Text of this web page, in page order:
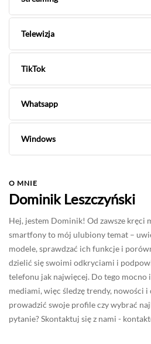
Telewizja
TikTok
Whatsapp
Windows
O MNIE
Dominik Leszczyński
Hej, jestem Dominik! Od zawsze kręci
smartfony to mój ulubiony temat –
modele, sprawdzać ich funkcje i
dzielić się swoimi odkryciami i
telefonu jak najwięcej. Do tego mocno
mediami, więc śledzę trendy, nowości
prowadzić swoje profile czy wybrać
pytanie? Skontaktuj się z nami -